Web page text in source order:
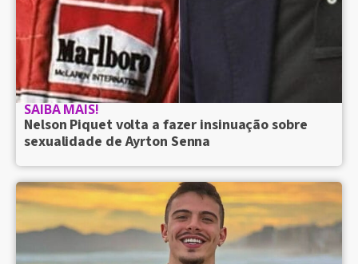
SAIBA MAIS!
Nelson Piquet volta a fazer insinuação sobre
sexualidade de Ayrton Senna